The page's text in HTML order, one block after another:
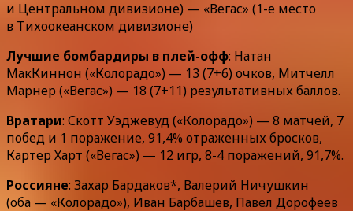
и Центральном дивизионе) — «Вегас» (1-е место
в Тихоокеанском дивизионе)
Лучшие бомбардиры в плей-офф: Натан
МакКиннон («Колорадо») — 13 (7+6) очков, Митчелл
Марнер («Вегас») — 18 (7+11) результативных баллов.
Вратари: Скотт Уэджевуд («Колорадо») — 8 матчей, 7
побед и 1 поражение, 91,4% отраженных бросков,
Картер Харт («Вегас») — 12 игр, 8-4 поражений, 91,7%.
Россияне: Захар Бардаков*, Валерий Ничушкин
(оба — «Колорадо»), Иван Барбашев, Павел Дорофеев